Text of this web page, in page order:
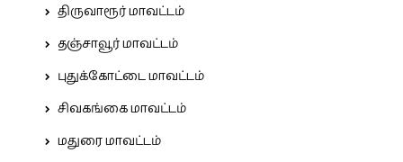
திருவாரூர் மாவட்டம்
தஞ்சாவூர் மாவட்டம்
புதுக்கோட்டை மாவட்டம்
சிவகங்கை மாவட்டம்
மதுரை மாவட்டம்